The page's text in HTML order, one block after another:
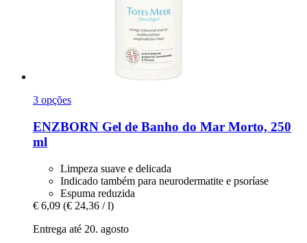
3 opções
ENZBORN Gel de Banho do Mar Morto, 250
ml
Limpeza suave e delicada
Indicado também para neurodermatite e psoríase
Espuma reduzida
€ 6,09 (€ 24,36 / l)
Entrega até 20. agosto